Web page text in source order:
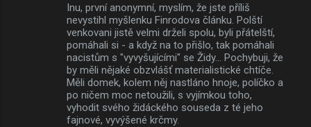
Inu, první anonymní, myslím, že jste příliš
nevystihl myšlenku Finrodova článku. Polští
venkovani jistě velmi drželi spolu, byli přátelští,
pomáhali si - a když na to přišlo, tak pomáhali
nacistům s "vyvyšujícími" se Židy... Pochybuji, že
by měli nějaké obzvlášť materialistické chtíče.
Měli domek, kolem něj nastláno hnoje, políčko a
po ničem moc netoužili, s vyjímkou toho,
vyhodit svého židáckého souseda z té jeho
fajnové, vyvýšené krčmy.